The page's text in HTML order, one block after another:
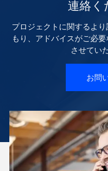
連絡く
プロジェクトに関するよ
もり、アドバイスがご必
させてい
お問